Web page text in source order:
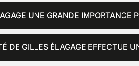
UNE GRANDE IMPORTANCE
DE GILLES ÉLAGAGE EFFECTUE